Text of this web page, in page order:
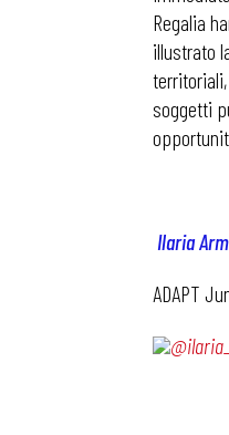
Regalia
illustrato
soggetti
Ilaria
ADAPT